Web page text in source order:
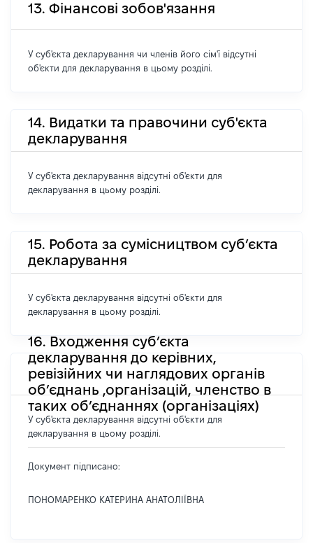
13. Фінансові зобов'язання
У суб'єкта декларування чи членів його сім'ї відсутні
об'єкти для декларування в цьому розділі.
14. Видатки та правочини суб'єкта
декларування
У суб'єкта декларування відсутні об'єкти для
декларування в цьому розділі.
15. Робота за сумісництвом суб’єкта
декларування
У суб'єкта декларування відсутні об'єкти для
декларування в цьому розділі.
16. Входження суб’єкта
декларування до керівних,
ревізійних чи наглядових органів
об’єднань ,організацій, членство в
таких об’єднаннях (організаціях)
У суб'єкта декларування відсутні об'єкти для
декларування в цьому розділі.
Документ підписано:
ПОНОМАРЕНКО КАТЕРИНА АНАТОЛІЇВНА